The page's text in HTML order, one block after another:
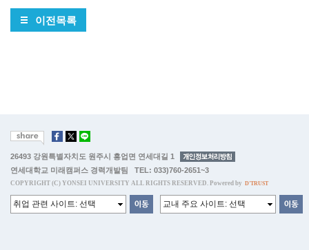
이전목록
26493 강원특별자치도 원주시 흥업면 연세대길 1
연세대학교 미래캠퍼스 경력개발팀 TEL: 033)760-2651~3
COPYRIGHT (C) YONSEI UNIVERSITY ALL RIGHTS RESERVED. Powered by D'TRUST